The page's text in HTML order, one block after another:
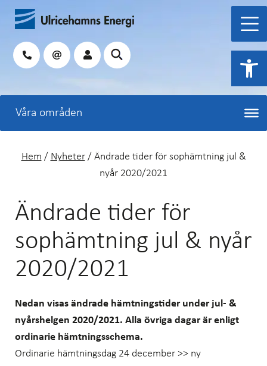
Hoppa
innehåll
Sök
Hem / Nyheter/ Ändrade tider för sophämtning jul &
nyår 2020/2021
Ändrade tider för
sophämtning jul & nyår
2020/2021
Nedan visas ändrade hämtningstider under jul- &
nyårshelgen 2020/2021. Alla övriga dagar är enligt
ordinarie hämtningsschema.
Ordinarie hämtningsdag 24 december >> ny